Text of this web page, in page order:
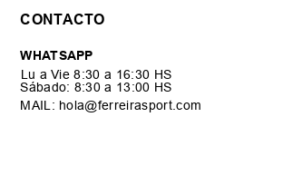
CONTACTO
WHATSAPP
Lu a Vie 8:30 a 16:30 HS
Sábado: 8:30 a 13:00 HS
MAIL: hola@ferreirasport.com